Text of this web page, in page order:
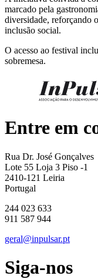
marcado pela
diversidade, reforçando
inclusão social.
O acesso ao festival
sobremesa.
Entre em
Rua Dr. José Gonçalves
Lote 55 Loja 3 Piso -1
2410-121 Leiria
Portugal
244 023 633
911 587 944
geral@inpulsar.pt
Siga-nos